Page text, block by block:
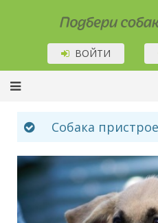
Подбери собаку!
ВОЙТИ
Собака